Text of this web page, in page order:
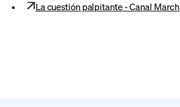
La cuestión palpitante - Canal March